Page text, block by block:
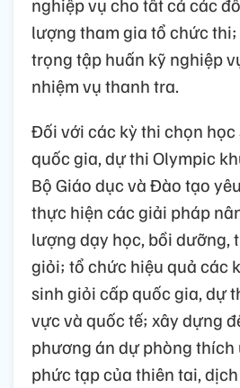
lượng tham gia tổ chức
trọng tập huấn kỹ nghiệp
nhiệm vụ thanh tra.
Đối với các kỳ thi chọn
quốc gia, dự thi Olympic
Bộ Giáo dục và Đào tạo
thực hiện các giải pháp
lượng dạy học, bồi dưỡng,
giỏi; tổ chức hiệu quả các
sinh giỏi cấp quốc gia, dự
vực và quốc tế; xây dựng
phương án dự phòng thích
phức tạp của thiên tai,